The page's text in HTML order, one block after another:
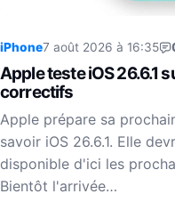
iPhone7 août 2026 à 16:35
Apple teste iOS 26.6.1
correctifs
Apple prépare sa
savoir iOS 26.6.1. Elle
disponible d'ici les
Bientôt l'arrivée…